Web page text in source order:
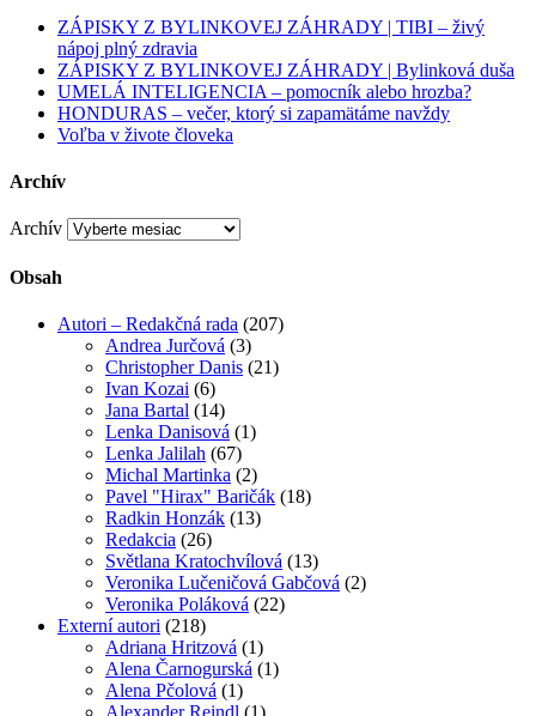
ZÁPISKY Z BYLINKOVEJ ZÁHRADY | TIBI – živý
nápoj plný zdravia
ZÁPISKY Z BYLINKOVEJ ZÁHRADY | Bylinková duša
UMELÁ INTELIGENCIA – pomocník alebo hrozba?
HONDURAS – večer, ktorý si zapamätáme navždy
Voľba v živote človeka
Archív
Archív
Obsah
Autori – Redakčná rada (207)
Andrea Jurčová (3)
Christopher Danis (21)
Ivan Kozai (6)
Jana Bartal (14)
Lenka Danisová (1)
Lenka Jalilah (67)
Michal Martinka (2)
Pavel "Hirax" Baričák (18)
Radkin Honzák (13)
Redakcia (26)
Světlana Kratochvílová (13)
Veronika Lučeničová Gabčová (2)
Veronika Poláková (22)
Externí autori (218)
Adriana Hritzová (1)
Alena Čarnogurská (1)
Alena Pčolová (1)
Alexander Reindl (1)